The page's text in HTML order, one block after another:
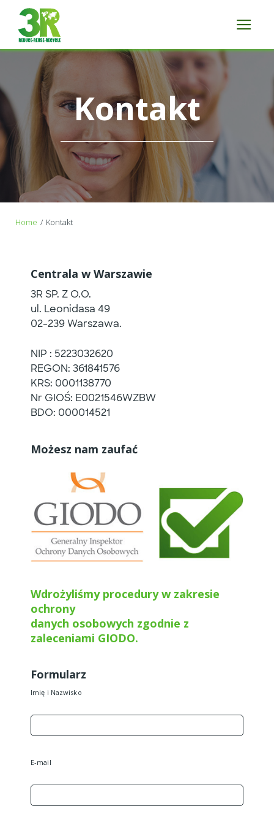
Kontakt
Home Kontakt
Centrala w Warszawie
3R SP. Z O.O.
ul. Leonidasa 49
02-239 Warszawa.
NIP : 5223032620
REGON: 361841576
KRS: 0001138770
Nr GIOŚ: E0021546WZBW
BDO: 000014521
Możesz nam zaufać
Wdrożyliśmy procedury w zakresie
ochrony
danych osobowych zgodnie z
zaleceniami GIODO.
Formularz
Imię i Nazwisko
E-mail